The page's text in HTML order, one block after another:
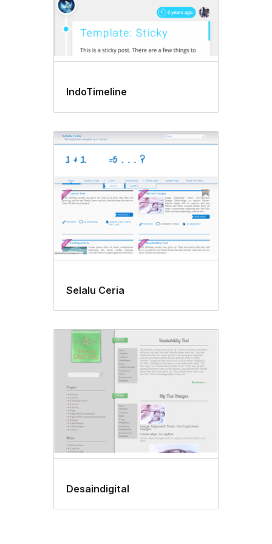
IndoTimeline
Selalu Ceria
Desaindigital